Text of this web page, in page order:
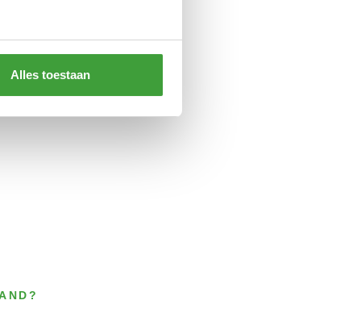
Alles toestaan